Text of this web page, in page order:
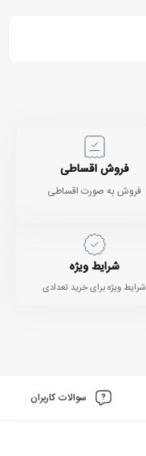
فروش اقساطی
فروش به صورت اقساطی
شرایط ویژه
شرایط ویژه برای خرید تعدادی
سوالات کاربران